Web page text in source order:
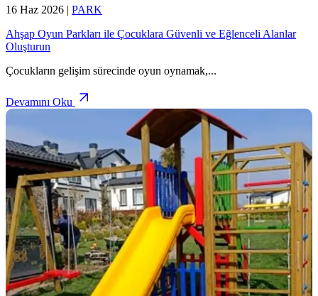
16 Haz 2026 | PARK
Ahşap Oyun Parkları ile Çocuklara Güvenli ve Eğlenceli Alanlar
Oluşturun
Çocukların gelişim sürecinde oyun oynamak,...
Devamını Oku